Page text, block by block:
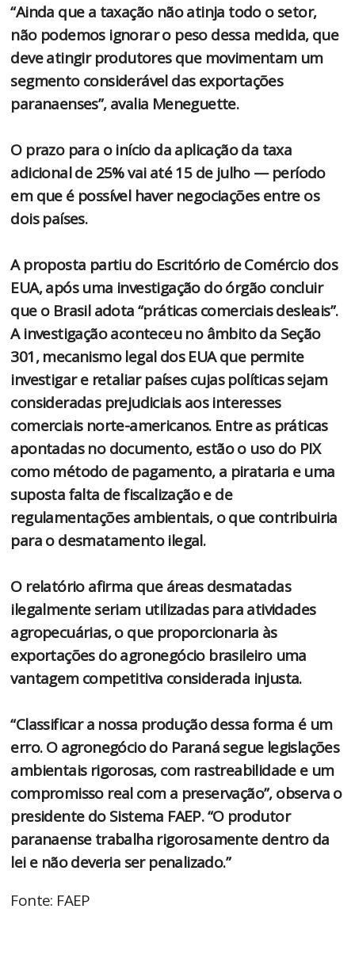
“Ainda que a taxação não atinja todo o setor,
não podemos ignorar o peso dessa medida, que
deve atingir produtores que movimentam um
segmento considerável das exportações
paranaenses”, avalia Meneguette.
O prazo para o início da aplicação da taxa
adicional de 25% vai até 15 de julho — período
em que é possível haver negociações entre os
dois países.
A proposta partiu do Escritório de Comércio dos
EUA, após uma investigação do órgão concluir
que o Brasil adota “práticas comerciais desleais”.
A investigação aconteceu no âmbito da Seção
301, mecanismo legal dos EUA que permite
investigar e retaliar países cujas políticas sejam
consideradas prejudiciais aos interesses
comerciais norte-americanos. Entre as práticas
apontadas no documento, estão o uso do PIX
como método de pagamento, a pirataria e uma
suposta falta de fiscalização e de
regulamentações ambientais, o que contribuiria
para o desmatamento ilegal.
O relatório afirma que áreas desmatadas
ilegalmente seriam utilizadas para atividades
agropecuárias, o que proporcionaria às
exportações do agronegócio brasileiro uma
vantagem competitiva considerada injusta.
“Classificar a nossa produção dessa forma é um
erro. O agronegócio do Paraná segue legislações
ambientais rigorosas, com rastreabilidade e um
compromisso real com a preservação”, observa o
presidente do Sistema FAEP. “O produtor
paranaense trabalha rigorosamente dentro da
lei e não deveria ser penalizado.”
Fonte: FAEP